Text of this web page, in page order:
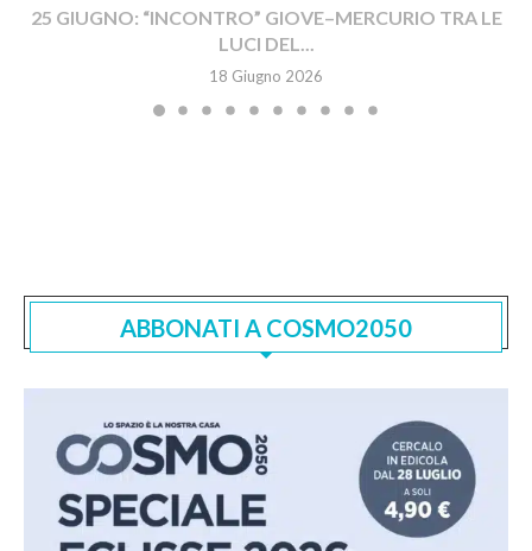
25 GIUGNO: “INCONTRO” GIOVE–MERCURIO TRA LE
LUCI DEL...
18 Giugno 2026
ABBONATI A COSMO2050